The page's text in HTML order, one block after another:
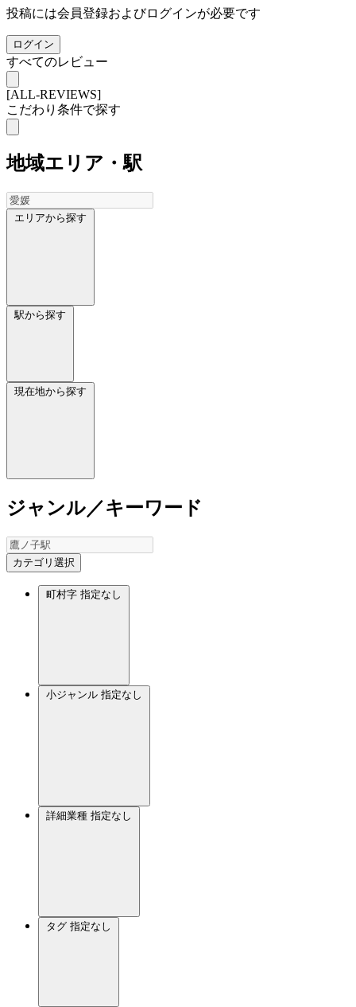
投稿には会員登録およびログインが必要です
ログイン
すべてのレビュー
[ALL-REVIEWS]
こだわり条件で探す
地域エリア・駅
エリアから探す
駅から探す
現在地から探す
ジャンル／キーワード
カテゴリ選択
町村字 指定なし
小ジャンル 指定なし
詳細業種 指定なし
タグ 指定なし